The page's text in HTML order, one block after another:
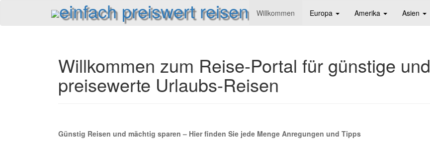
einfach preiswert reisen
Reiseinformationen und Reisetipps
Willkommen Europa Amerika Asien
Willkommen zum Reise-Portal für günstige und
preisewerte Urlaubs-Reisen
Günstig Reisen und mächtig sparen – Hier finden Sie jede Menge Anregungen und Tipps